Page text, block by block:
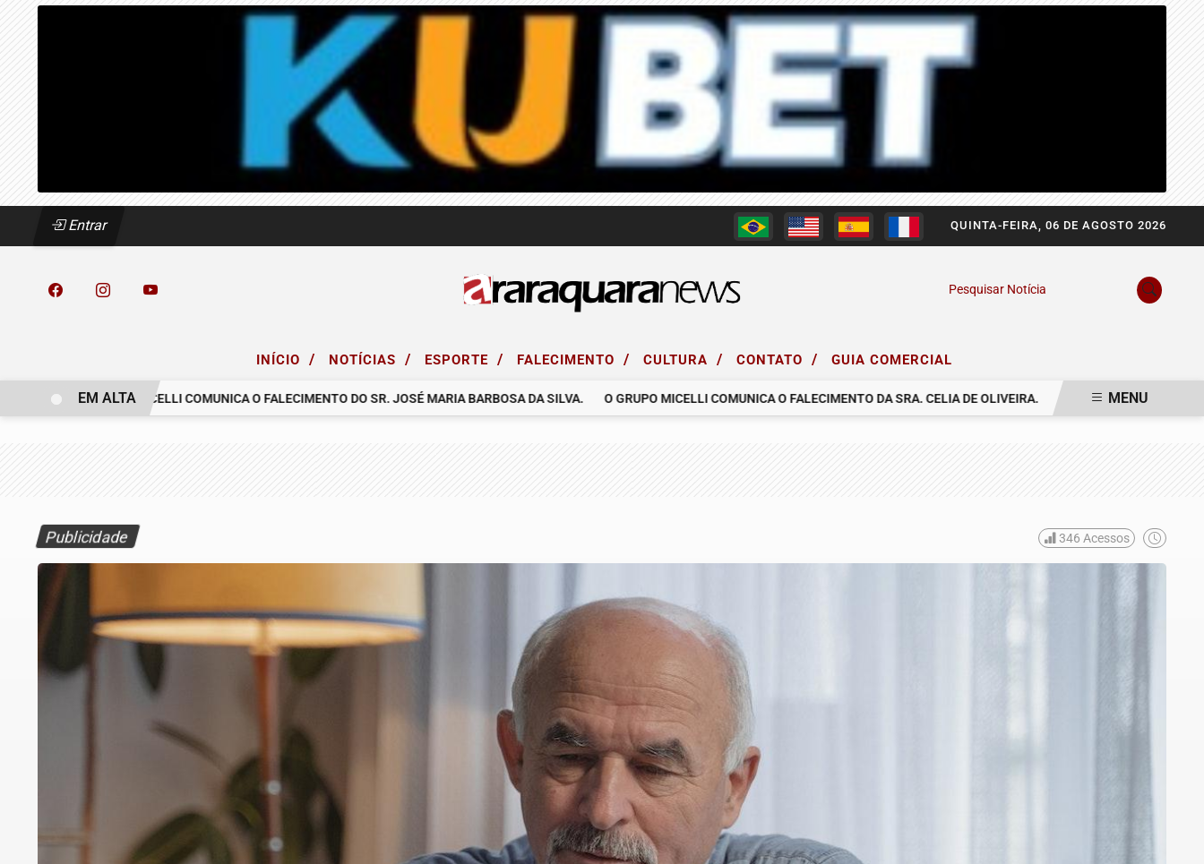
Entrar QUINTA-FEIRA, 06 DE AGOSTO 2026
Pesquisar Notícia
INÍCIO / NOTÍCIAS / ESPORTE / FALECIMENTO / CULTURA / CONTATO / GUIA COMERCIAL
O GRUPO MICELLI COMUNICA O FALECIMENTO DO SR. JOSÉ MARIA BARBOSA DA SILVA. O GRUPO MICELLI COMUNICA O FALECIMENTO DA SRA. CELIA DE OLIVEIRA. COMUNICAMOS O
EM ALTA MENU
Publicidade 346 Acessos